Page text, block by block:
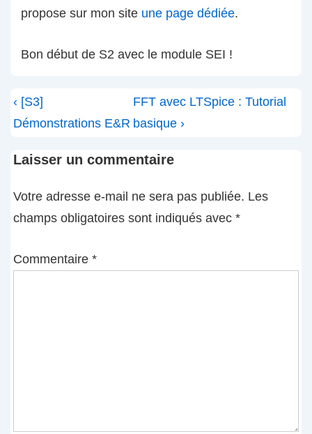
propose sur mon site une page dédiée.
Bon début de S2 avec le module SEI !
Navigation
de
l’article
Previous
Post
‹ [S3]
Démonstrations E&R
Next
Post
FFT avec LTSpice : Tutorial
basique ›
Laisser un commentaire
Votre adresse e-mail ne sera pas publiée. Les
champs obligatoires sont indiqués avec *
Commentaire *